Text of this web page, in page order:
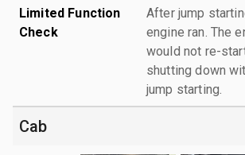
Limited Function
Check
After jump
engine ran. The
would not re-
shutting down
jump starting.
Cab